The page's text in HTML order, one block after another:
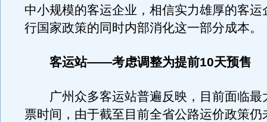
中小规模的客运企业，相信实力雄厚的客运
行国家政策的同时内部消化这一部分成本。
客运站——考虑调整为提前10天预售
广州众多客运站普遍反映，目前面临最
票时间，由于截至目前全省公路运价政策仍